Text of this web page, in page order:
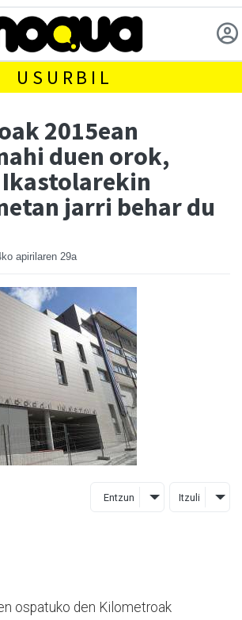
USURBIL
2015ean
duen orok,
jarri behar du
apirilaren 29a
Entzun Itzuli
ospatuko den Kilometroak